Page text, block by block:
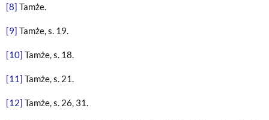
[8] Tamże.
[9] Tamże, s. 19.
[10] Tamże, s. 18.
[11] Tamże, s. 21.
[12] Tamże, s. 26, 31.